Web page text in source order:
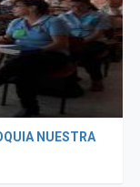
NUESTRA